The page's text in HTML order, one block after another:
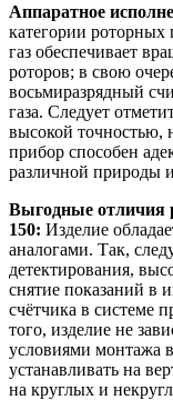
Аппаратное
категории
газ обеспечивает
роторов; в свою
восьмиразрядный
газа. Следует
высокой точностью,
прибор способен
различной природы
Выгодные отличия
150: Изделие
аналогами. Так,
детектирования,
снятие показаний в
счётчика в системе
того, изделие не
условиями монтажа
устанавливать на
на круглых и